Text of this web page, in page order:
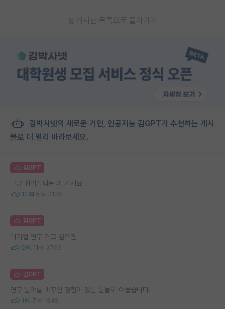
게시판 목록으로 돌아가기
김박사넷의 새로운 거인, 인공지능 김GPT가 추천하는 게시
물로 더 멀리 바라보세요.
김GPT
그냥 취업잘되는 과 가세요
12 5 3105
김GPT
대기업 연구 가고 싶으면
2 11 2765
김GPT
연구 분야를 바꾸신 경험이 있는 분들께 여쭙습니다.
1 7 1848